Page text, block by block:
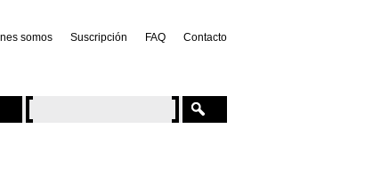
somos Suscripción FAQ Contacto